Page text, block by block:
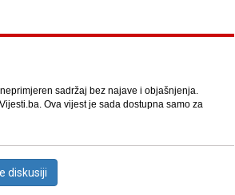
sadržaj bez najave i objašnjenja.
Ova vijest je sada dostupna samo za
diskusiji